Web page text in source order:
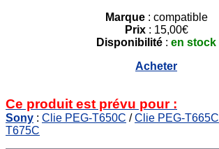
Marque: compatible
Prix: 15,00€
Disponibilité : en stock
Acheter
Ce produit est prévu pour :
Sony : Clie PEG-T650C /Clie PEG-T665C
T675C